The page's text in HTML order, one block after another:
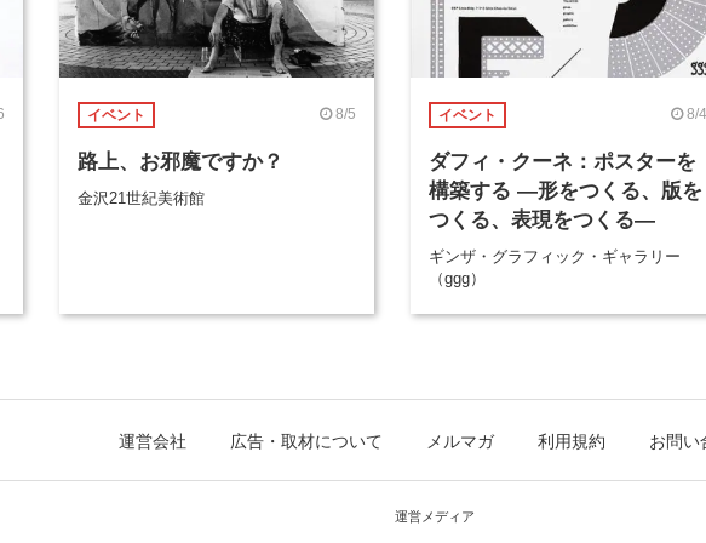
イベント 8/5
路上、お邪魔ですか？
金沢21世紀美術館
イベント 8/4
ダフィ・クーネ：ポスターを
構築する ―形をつくる、版を
つくる、表現をつくる―
ギンザ・グラフィック・ギャラリー
（ggg）
運営会社 広告・取材について メルマガ 利用規約 お問い
運営メディア